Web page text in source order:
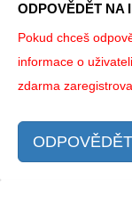
ODPOVĚDĚT NA
Pokud chceš
informace o
zdarma